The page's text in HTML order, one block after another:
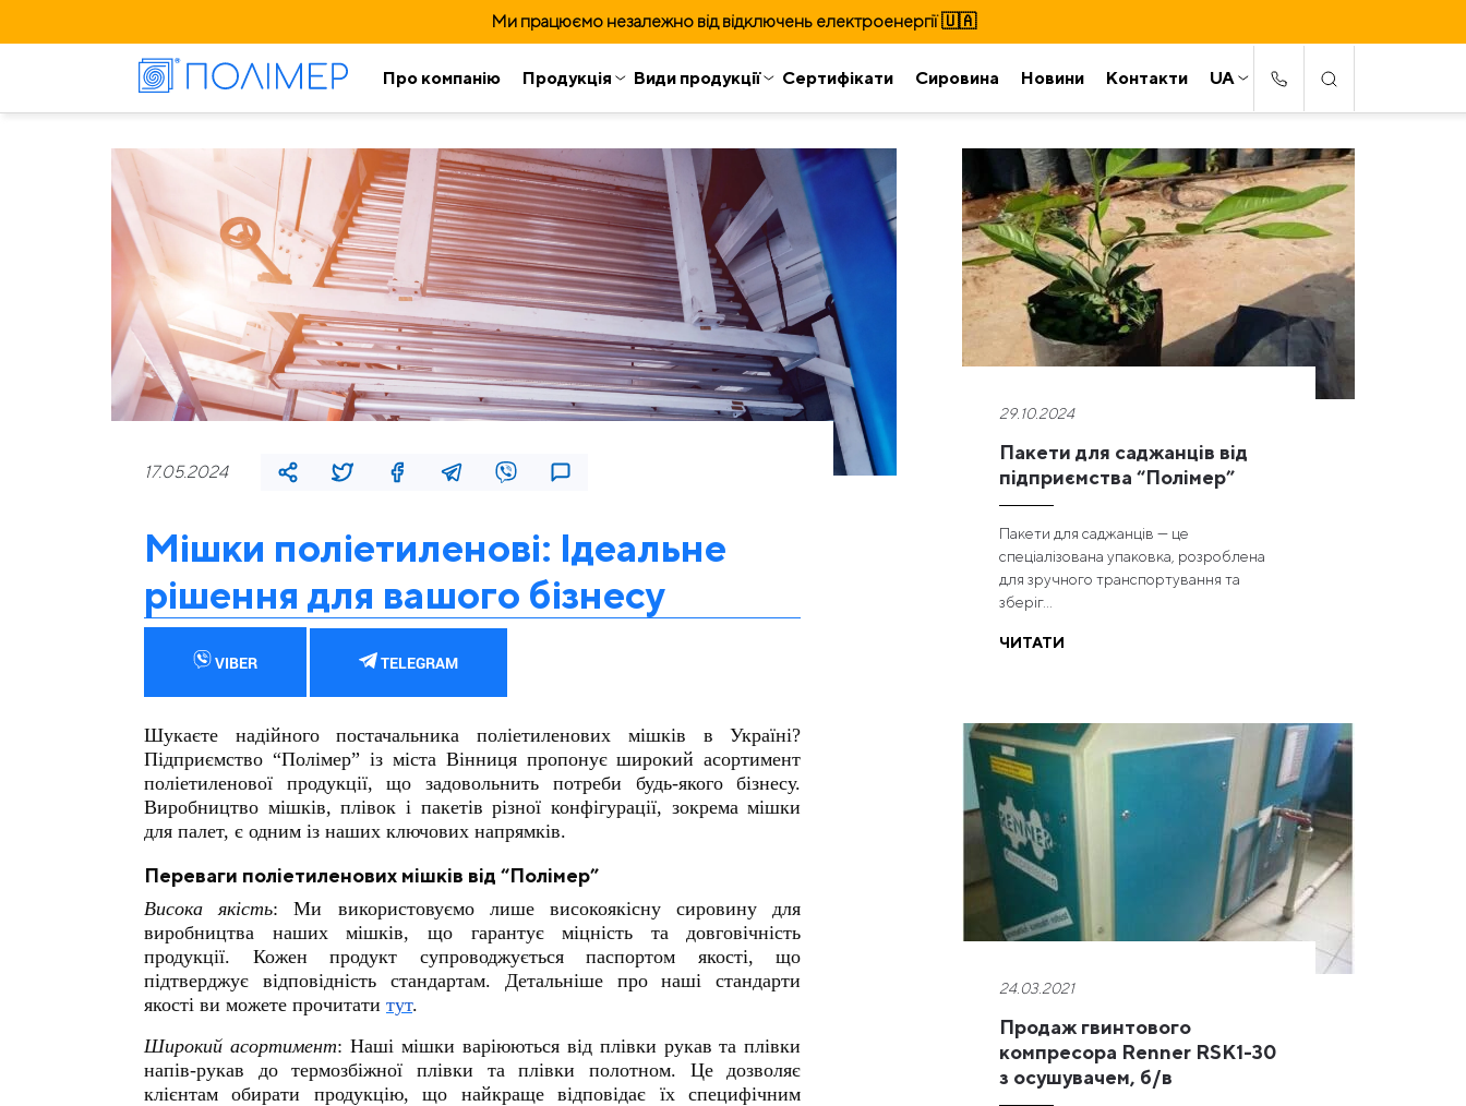
Ми працюємо незалежно від відключень електроенергії 🇺🇦
Про компанію Продукція Види продукції Сертифікати Сировина Новини Контакти UA
17.05.2024
Мішки поліетиленові: Ідеальне
рішення для вашого бізнесу
VIBER TELEGRAM
Шукаєте надійного постачальника поліетиленових мішків в Україні?
Підприємство “Полімер” із міста Вінниця пропонує широкий асортимент
поліетиленової продукції, що задовольнить потреби будь-якого бізнесу.
Виробництво мішків, плівок і пакетів різної конфігурації, зокрема мішки
для палет, є одним із наших ключових напрямків.
Переваги поліетиленових мішків від “Полімер”
Висока якість: Ми використовуємо лише високоякісну сировину для
виробництва наших мішків, що гарантує міцність та довговічність
продукції. Кожен продукт супроводжується паспортом якості, що
підтверджує відповідність стандартам. Детальніше про наші стандарти
якості ви можете прочитати тут.
Широкий асортимент: Наші мішки варіюються від плівки рукав та плівки
напів-рукав до термозбіжної плівки та плівки полотном. Це дозволяє
клієнтам обирати продукцію, що найкраще відповідає їх специфічним
29.10.2024
Пакети для саджанців від
підприємства “Полімер”
Пакети для саджанців — це
спеціалізована упаковка, розроблена
для зручного транспортування та
зберіг...
ЧИТАТИ
24.03.2021
Продаж гвинтового
компресора Renner RSK1-30
з осушувачем, б/в